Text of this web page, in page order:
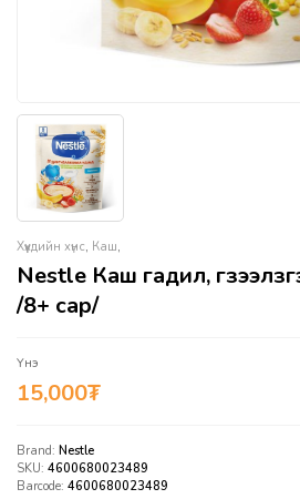
Хүүхдийн хүнс, Каш,
Nestle Каш гадил,
/8+ сар/
Үнэ
15,000₮
Brand: Nestle
SKU: 4600680023489
Barcode: 4600680023489